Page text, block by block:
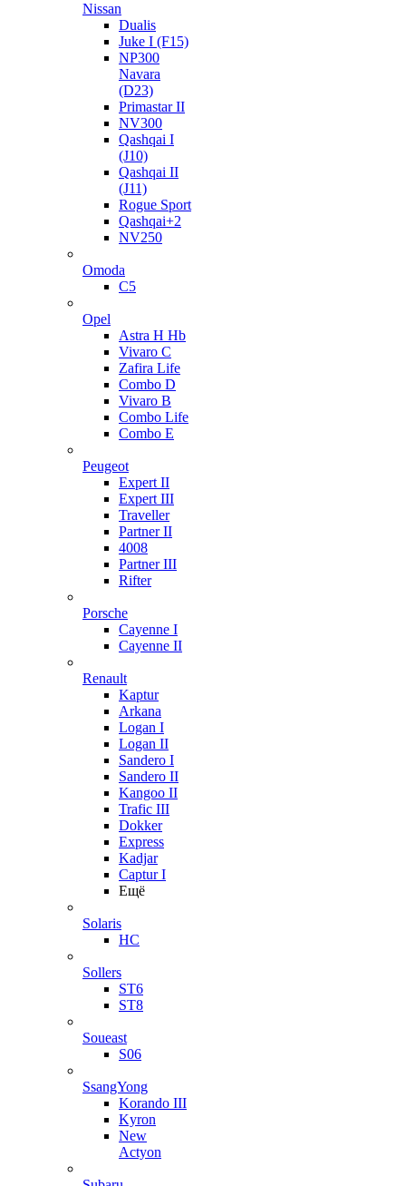
Nissan
Dualis
Juke I (F15)
NP300
Navara
(D23)
Primastar II
NV300
Qashqai I
(J10)
Qashqai II
(J11)
Rogue Sport
Qashqai+2
NV250
Omoda
C5
Opel
Astra H Hb
Vivaro C
Zafira Life
Combo D
Vivaro B
Combo Life
Combo E
Peugeot
Expert II
Expert III
Traveller
Partner II
4008
Partner III
Rifter
Porsche
Cayenne I
Cayenne II
Renault
Kaptur
Arkana
Logan I
Logan II
Sandero I
Sandero II
Kangoo II
Trafic III
Dokker
Express
Kadjar
Captur I
Ещё
Solaris
HC
Sollers
ST6
ST8
Soueast
S06
SsangYong
Korando III
Kyron
New
Actyon